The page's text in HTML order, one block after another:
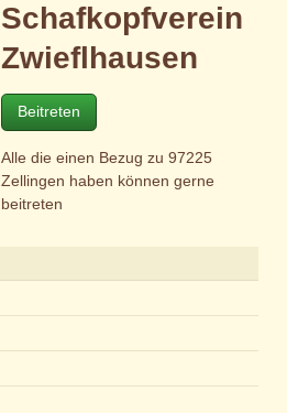
Schafkopfverein
Zwieflhausen
Beitreten
Alle die einen Bezug zu 97225
Zellingen haben können gerne
beitreten